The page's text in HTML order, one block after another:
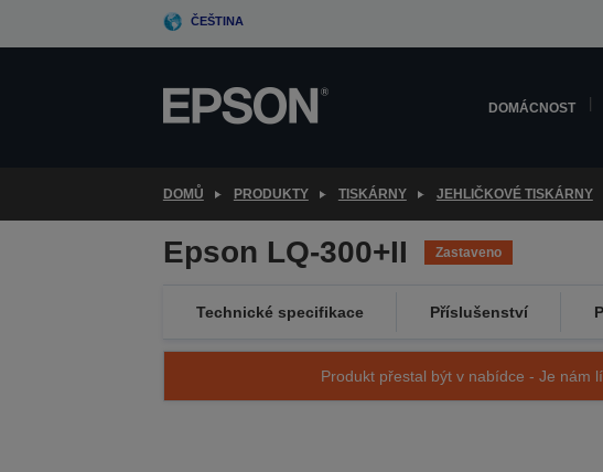
ČEŠTINA
DOMÁCNOST
DOMŮ PRODUKTY TISKÁRNY JEHLIČKOVÉ TISKÁRNY
Epson LQ-300+II Zastaveno
Technické specifikace Příslušenství
Produkt přestal být v nabídce - Je nám